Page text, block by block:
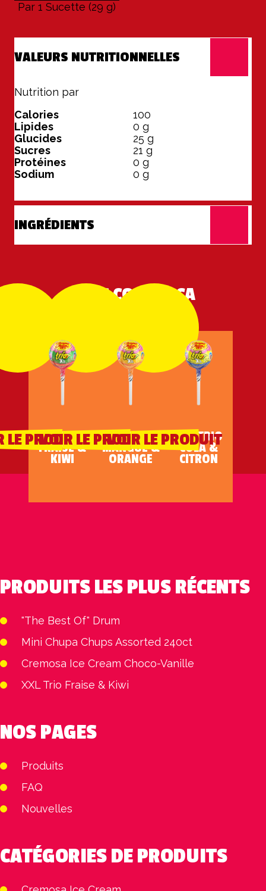
Par 1 Sucette (29 g)
VALEURS NUTRITIONNELLES
Nutrition par
Calories
100
Lipides
0 g
Glucides
25 g
Sucres
21 g
Protéines
0 g
Sodium
0 g
INGRÉDIENTS
PLUS COMME ÇA
XXL TRIO
FRAISE &
KIWI
LE PRODUIT XXL TRIO
MANGUE &
ORANGE
VOIR LE PRODUIT XXL TRIO
COLA &
CITRON
VOIR LE PRODUIT
PRODUITS LES PLUS RÉCENTS
"The Best Of" Drum
Mini Chupa Chups Assorted 240ct
Cremosa Ice Cream Choco-Vanille
XXL Trio Fraise & Kiwi
NOS PAGES
Produits
FAQ
Nouvelles
CATÉGORIES DE PRODUITS